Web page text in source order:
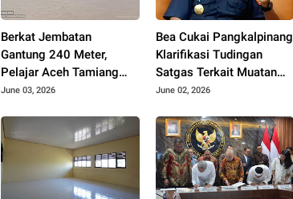
Berkat Jembatan
Gantung 240 Meter,
Pelajar Aceh Tamiang
Kini Bisa Berangkat
June 03, 2026
Bea Cukai Pangkalpinang
Klarifikasi Tudingan
Satgas Terkait Muatan
15 Kontainer PT PMM:
June 02, 2026